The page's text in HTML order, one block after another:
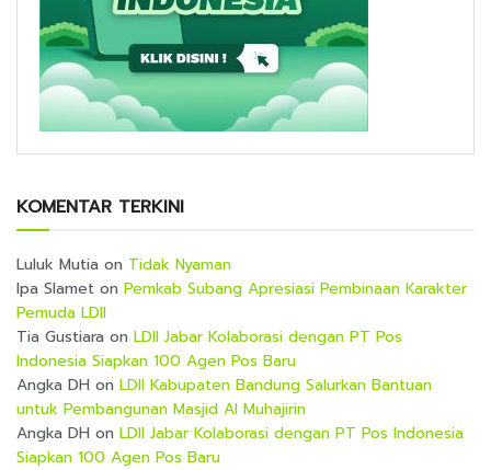
KOMENTAR TERKINI
Luluk Mutia on Tidak Nyaman
Ipa Slamet on Pemkab Subang Apresiasi Pembinaan Karakter
Pemuda LDII
Tia Gustiara on LDII Jabar Kolaborasi dengan PT Pos
Indonesia Siapkan 100 Agen Pos Baru
Angka DH on LDII Kabupaten Bandung Salurkan Bantuan
untuk Pembangunan Masjid Al Muhajirin
Angka DH on LDII Jabar Kolaborasi dengan PT Pos Indonesia
Siapkan 100 Agen Pos Baru